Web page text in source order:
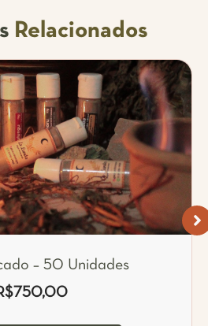
Relacionados
– 50 Unidades
750,00